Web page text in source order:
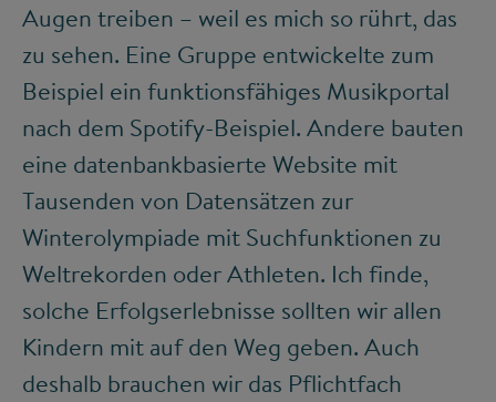
Augen treiben – weil es mich so rührt, das
zu sehen. Eine Gruppe entwickelte zum
Beispiel ein funktionsfähiges Musikportal
nach dem Spotify-Beispiel. Andere bauten
eine datenbankbasierte Website mit
Tausenden von Datensätzen zur
Winterolympiade mit Suchfunktionen zu
Weltrekorden oder Athleten. Ich finde,
solche Erfolgserlebnisse sollten wir allen
Kindern mit auf den Weg geben. Auch
deshalb brauchen wir das Pflichtfach